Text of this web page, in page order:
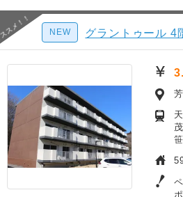
NEW グラントゥール 4